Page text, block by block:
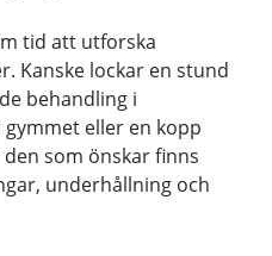
tid att utforska
Kanske lockar en stund
behandling i
eller en kopp
som önskar finns
underhållning och